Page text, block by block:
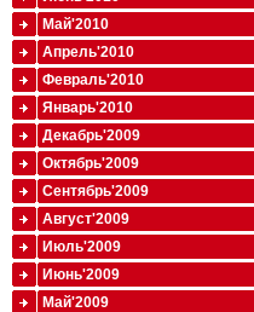
Май'2010
Апрель'2010
Февраль'2010
Январь'2010
Декабрь'2009
Октябрь'2009
Сентябрь'2009
Август'2009
Июль'2009
Июнь'2009
Май'2009